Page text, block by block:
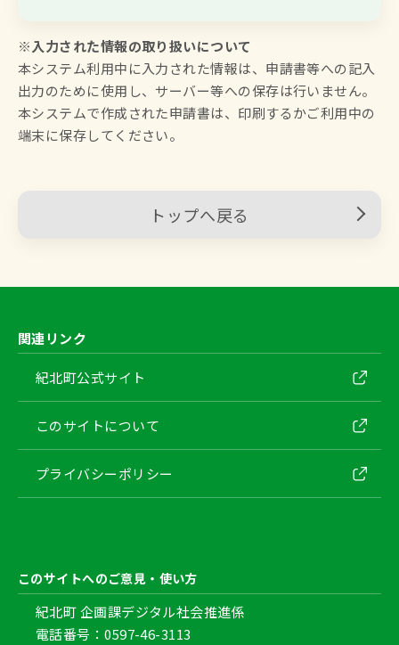
※入力された情報の取り扱いについて
本システム利用中に入力された情報は、申請書等への記入
出力のために使用し、サーバー等への保存は行いません。
本システムで作成された申請書は、印刷するかご利用中の
端末に保存してください。
トップへ戻る
関連リンク
紀北町公式サイト
このサイトについて
プライバシーポリシー
このサイトへのご意見・使い方
紀北町 企画課デジタル社会推進係
電話番号：0597-46-3113